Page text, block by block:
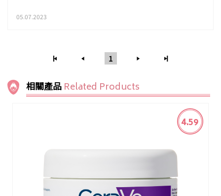
05.07.2023
1
相關產品 Related Products
4.59